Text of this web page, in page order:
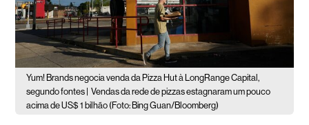
Yum! Brands negocia venda da Pizza Hut à LongRange Capital,
segundo fontes |
Vendas da rede de pizzas estagnaram um pouco
acima de US$ 1 bilhão (Foto: Bing Guan/Bloomberg)